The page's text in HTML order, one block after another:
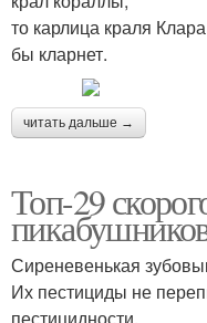
то карлица краля
бы кларнет.
читать дальше →
Топ-29
Сиреневенькая
Их пестициды не